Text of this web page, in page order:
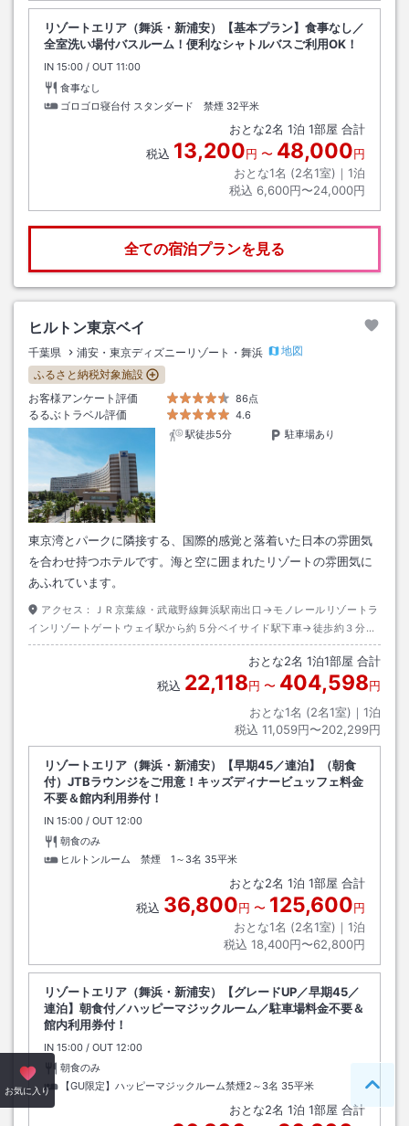
リゾートエリア（舞浜・新浦安）【基本プラン】食事なし／
全室洗い場付バスルーム！便利なシャトルバスご利用OK！
IN チェックイン
15:00 / OUT チェックアウト
11:00
食事なし
ゴロゴロ寝台付 スタンダード 禁煙 32平米
おとな2名 1泊 1部屋 合計
税込 13,200円 〜 48,000円
おとな1名 (2名1室)｜ 1泊
税込 6,600円〜24,000円
全ての宿泊プランを見る
ヒルトン東京ベイ
千葉県 浦安・東京ディズニーリゾート・舞浜
地図
ふるさと納税対象施設
お客様アンケート評価
86点
るるぶトラベル評価
4.6
駅徒歩5分
駐車場あり
東京湾とパークに隣接する、国際的感覚と落着いた日本の雰囲気
を合わせ持つホテルです。海と空に囲まれたリゾートの雰囲気に
あふれています。
アクセス：
ＪＲ京葉線・武蔵野線舞浜駅南出口→モノレールリゾートラ
インリゾートゲートウェイ駅から約５分ベイサイド駅下車→徒歩約３分ま
たはディズニーリゾートクルーザー（無料送迎バス）約１分
おとな2名 1泊1部屋 合計
税込 22,118円 〜 404,598円
おとな1名 (2名1室)｜ 1泊
税込 11,059円〜202,299円
リゾートエリア（舞浜・新浦安）【早期45／連泊】（朝食
付）JTBラウンジをご用意！キッズディナービュッフェ料金
不要＆館内利用券付！
IN チェックイン
15:00 / OUT チェックアウト
12:00
朝食のみ
ヒルトンルーム 禁煙 1～3名 35平米
おとな2名 1泊 1部屋 合計
税込 36,800円 〜 125,600円
おとな1名 (2名1室)｜ 1泊
税込 18,400円〜62,800円
リゾートエリア（舞浜・新浦安）【グレードUP／早期45／
連泊】朝食付／ハッピーマジックルーム／駐車場料金不要＆
館内利用券付！
IN チェックイン
15:00 / OUT チェックアウト
12:00
朝食のみ
【GU限定】ハッピーマジックルーム禁煙2～3名 35平米
おとな2名 1泊 1部屋 合計
お気に入り ペー